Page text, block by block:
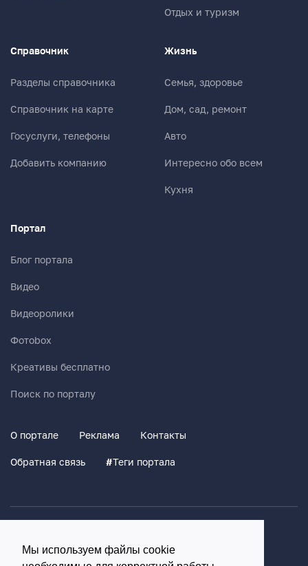
Мы используем файлы cookie
Отдых и туризм
Справочник
Разделы справочника
Справочник на карте
Госуслуги, телефоны
Добавить компанию
Жизнь
Семья, здоровье
Дом, сад, ремонт
Авто
Интересно обо всем
Кухня
Портал
Блог портала
Видео
Видеоролики
Фотоbox
Креативы бесплатно
Поиск по порталу
О портале Реклама Контакты
Обратная связь #Теги портала
Согласие на обработку персональных данных